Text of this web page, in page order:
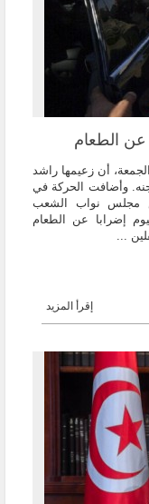
الطعام
أن زعيمها راشد
وأضافت الحركة في
مجلس نواب الشعب
إضرابا عن الطعام
إقرأ المزيد